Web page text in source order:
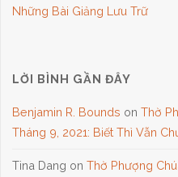
Những Bài Giảng Lưu Trữ
LỜI BÌNH GẦN ĐÂY
Benjamin R. Bounds onThờ
Tháng 9, 2021: Biết Thì Vẫn
Tina Dang onThờ Phượng